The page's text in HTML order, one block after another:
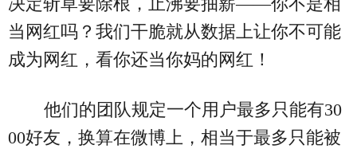
当网红吗？我们干脆就从数据上让你不可能
成为网红，看你还当你妈的网红！
他们的团队规定一个用户最多只能有30
00好友，换算在微博上，相当于最多只能被